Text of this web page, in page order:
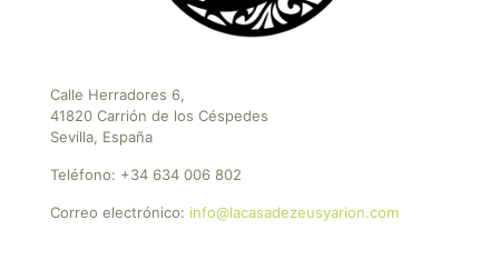
Calle Herradores 6,
41820 Carrión de los Céspedes
Sevilla, España
Teléfono: +34 634 006 802
Correo electrónico: info@lacasadezeusyarion.com